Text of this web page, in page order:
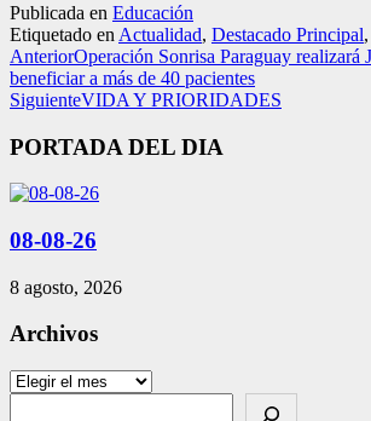
Publicada en Educación
Etiquetado en Actualidad, Destacado Principal,
AnteriorOperación Sonrisa Paraguay realizará
beneficiar a más de 40 pacientes
SiguienteVIDA Y PRIORIDADES
PORTADA DEL DIA
08-08-26
8 agosto, 2026
Archivos
Archivos